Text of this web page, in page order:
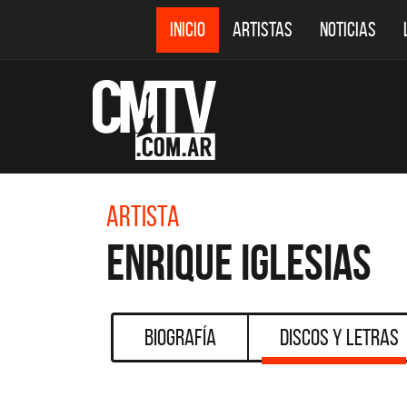
INICIO ARTISTAS NOTICIAS
Artista
Enrique Iglesias
Biografía Discos y Letras
DESTACADOS